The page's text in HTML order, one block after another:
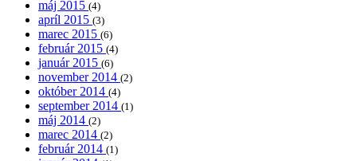
máj 2015 (4)
apríl 2015 (3)
marec 2015 (6)
február 2015 (4)
január 2015 (6)
november 2014 (2)
október 2014 (4)
september 2014 (1)
máj 2014 (2)
marec 2014 (2)
február 2014 (1)